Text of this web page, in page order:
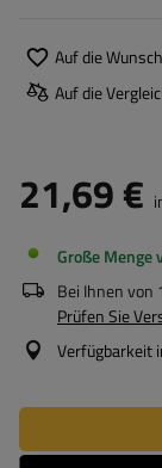
Auf die
Auf die
21,69 €
Große Menge
Bei Ihnen von
Prüfen Sie
Verfügbarkeit